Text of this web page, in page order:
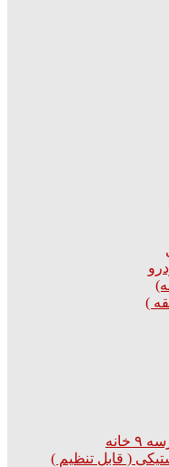
)
( قابل تنظیم )